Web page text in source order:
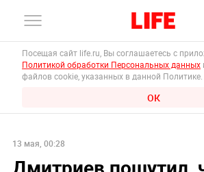
Посещая сайт life.ru, Вы соглашаетесь с
Политикой обработки Персональных данных
файлов cookie, указанных в данной Политике.
ОК
13 мая, 00:28